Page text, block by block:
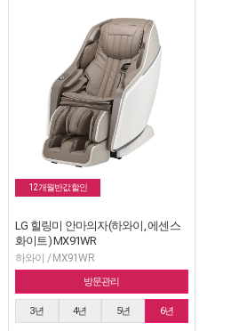
12개월반값할인
LG 힐링미 안마의자(하와이, 에센스
화이트) MX91WR
하와이 / MX91WR
방문관리
3년 4년 5년 6년